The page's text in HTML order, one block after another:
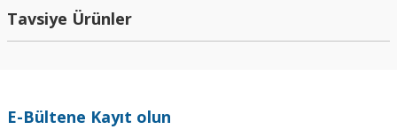
Tavsiye Ürünler
E-Bültene Kayıt olun